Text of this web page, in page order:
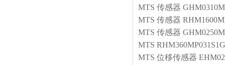
MTS 传感器
MTS 传感器
MTS 传感器
MTS
MTS 位移传感器